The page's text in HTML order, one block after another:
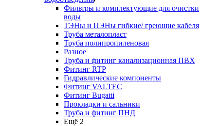
Фильтры и комплектующие для очистки
воды
ТЭНы и ПЭНы гибкие/ греющие кабеля
Труба металопласт
Труба полипропиленовая
Разное
Труба и фитинг канализационная ПВХ
Фитинг RTP
Гидравлические компоненты
Фитинг VALTEC
Фитинг Bugatti
Прокладки и сальники
Труба и фитинг ПНД
Ещё 2